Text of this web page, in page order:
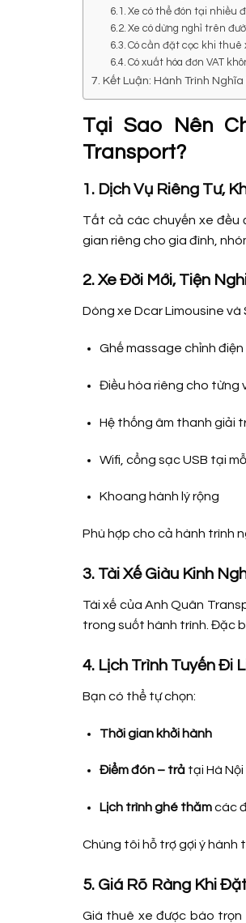
Xe có thể đón tại nhiều
Xe có dừng nghỉ trên
Có cần đặt cọc khi thuê
Có xuất hóa đơn VAT
Kết Luận: Hành Trình
Tại Sao Nên
Transport?
1. Dịch Vụ Riêng Tư,
Tất cả các chuyến xe đều
gian riêng cho gia đình,
2. Xe Đời Mới, Tiện
Dòng xe Dcar Limousine
Ghế massage chỉnh điện
Điều hòa riêng cho từng
Hệ thống âm thanh giải
Wifi, cổng sạc USB tại
Khoang hành lý rộng
Phù hợp cho cả hành trình
3. Tài Xế Giàu Kinh
Tài xế của Anh Quân
trong suốt hành trình. Đặc
4. Lịch Trình Tuyến Đi
Bạn có thể tự chọn:
Thời gian khởi hành
Điểm đón – trảtại Hà Nội
Lịch trình ghé thămcác
Chúng tôi hỗ trợ gợi ý hành
5. Giá Rõ Ràng Khi
Giá thuê xe được báo trọn